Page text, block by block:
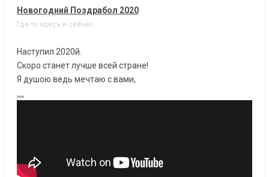
Новогодний Поздрабол 2020
Где-то здесь и сейчас
Наступил 2020й.
Скоро станет лучше всей стране!
Я душою ведь мечтаю с вами,